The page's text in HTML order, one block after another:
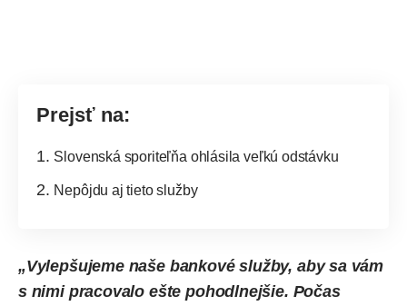
Prejsť na:
Slovenská sporiteľňa ohlásila veľkú odstávku
Nepôjdu aj tieto služby
„Vylepšujeme naše bankové služby, aby sa vám
s nimi pracovalo ešte pohodlnejšie. Počas